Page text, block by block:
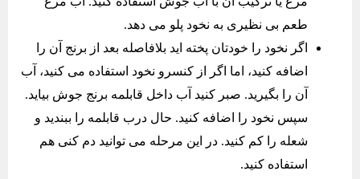
طعم بی نظیری به نخود پلو می دهد.
اگر نخود را خودتان پخته اید بلافاصله بعد از برنج آن را
اضافه کنید، اما اگر از کنسرو نخود استفاده می کنید، آب
آن را بگیرید. صبر کنید آب داخل قابلمه برنج جوش بیاید.
سپس نخود را اضافه کنید. حال درب قابلمه را ببندید و
شعله را کم کنید. در این مرحله می توانید دم کنی هم
استفاده کنید.